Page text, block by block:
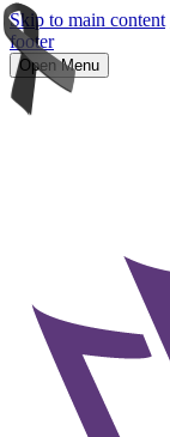
Skip to main content
footer
Open Menu